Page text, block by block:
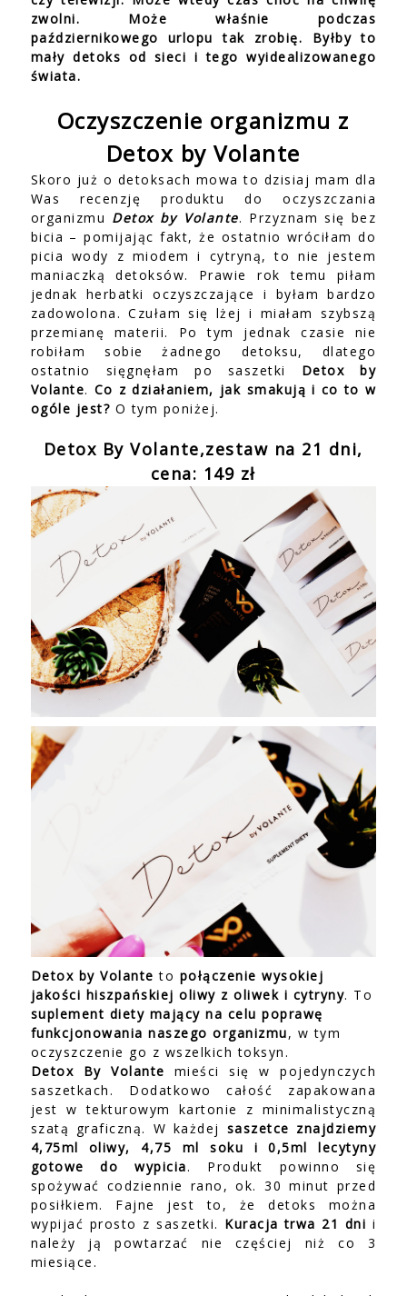
zwolni. Może właśnie podczas
październikowego urlopu tak zrobię. Byłby to
mały detoks od sieci i tego wyidealizowanego
świata.
Oczyszczenie organizmu z
Detox by Volante
Skoro już o detoksach mowa to dzisiaj mam dla
Was recenzję produktu do oczyszczania
organizmu Detox by Volante. Przyznam się bez
bicia – pomijając fakt, że ostatnio wróciłam do
picia wody z miodem i cytryną, to nie jestem
maniaczką detoksów. Prawie rok temu piłam
jednak herbatki oczyszczające i byłam bardzo
zadowolona. Czułam się lżej i miałam szybszą
przemianę materii. Po tym jednak czasie nie
robiłam sobie żadnego detoksu, dlatego
ostatnio sięgnęłam po saszetki Detox by
Volante. Co z działaniem, jak smakują i co to w
ogóle jest? O tym poniżej.
Detox By Volante,zestaw na 21 dni,
cena: 149 zł
Detox by Volante to połączenie wysokiej
jakości hiszpańskiej oliwy z oliwek i cytryny. To
suplement diety mający na celu poprawę
funkcjonowania naszego organizmu, w tym
oczyszczenie go z wszelkich toksyn.
Detox By Volante mieści się w pojedynczych
saszetkach. Dodatkowo całość zapakowana
jest w tekturowym kartonie z minimalistyczną
szatą graficzną. W każdej saszetce znajdziemy
4,75ml oliwy, 4,75 ml soku i 0,5ml lecytyny
gotowe do wypicia. Produkt powinno się
spożywać codziennie rano, ok. 30 minut przed
posiłkiem. Fajne jest to, że detoks można
wypijać prosto z saszetki. Kuracja trwa 21 dni i
należy ją powtarzać nie częściej niż co 3
miesiące.